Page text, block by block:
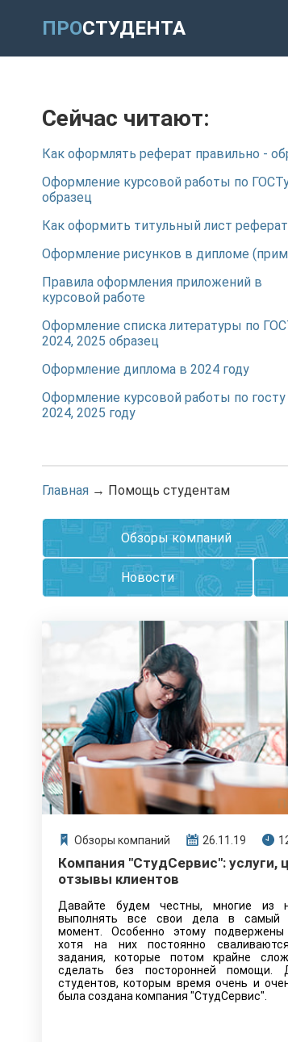
ПРОСТУДЕНТА
Сейчас читают:
Как оформлять реферат правильно -
Оформление курсовой работы по
образец
Как оформить титульный лист
Оформление рисунков в дипломе
Правила оформления приложений в
курсовой работе
Оформление списка литературы по
2024, 2025 образец
Оформление диплома в 2024 году
Оформление курсовой работы по госту
2024, 2025 году
Главная → Помощь студентам
Обзоры компаний
Новости
Обзоры компаний 26.11.19
Компания "СтудСервис": услуги,
отзывы клиентов
Давайте будем честны, многие из
выполнять все свои дела в самый
момент. Особенно этому подвержены
хотя на них постоянно
задания, которые потом крайне
сделать без посторонней помощи.
студентов, которым время очень и
была создана компания "СтудСервис".